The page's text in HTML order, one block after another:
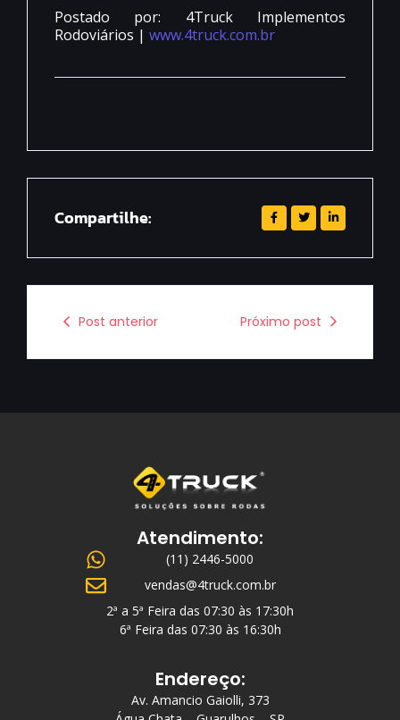
Postado por: 4Truck Implementos
Rodoviários | www.4truck.com.br
Compartilhe:
Post anterior Próximo post
Atendimento:
(11) 2446-5000
vendas@4truck.com.br
2ª a 5ª Feira das 07:30 às 17:30h
6ª Feira das 07:30 às 16:30h
Endereço:
Av. Amancio Gaiolli, 373